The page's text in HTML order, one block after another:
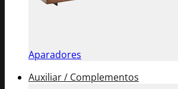
Aparadores
Auxiliar / Complementos